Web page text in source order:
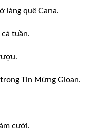
làng quê Cana.
tuần.
Tin Mừng Gioan.
cưới.